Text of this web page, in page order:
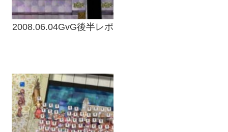
2008.06.04GvG後半レポ